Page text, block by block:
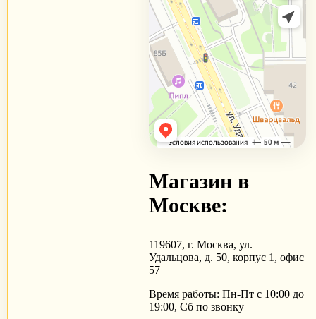
Магазин в
Москве:
119607, г. Москва, ул.
Удальцова, д. 50, корпус 1, офис
57
Время работы: Пн-Пт с 10:00 до
19:00, Сб по звонку